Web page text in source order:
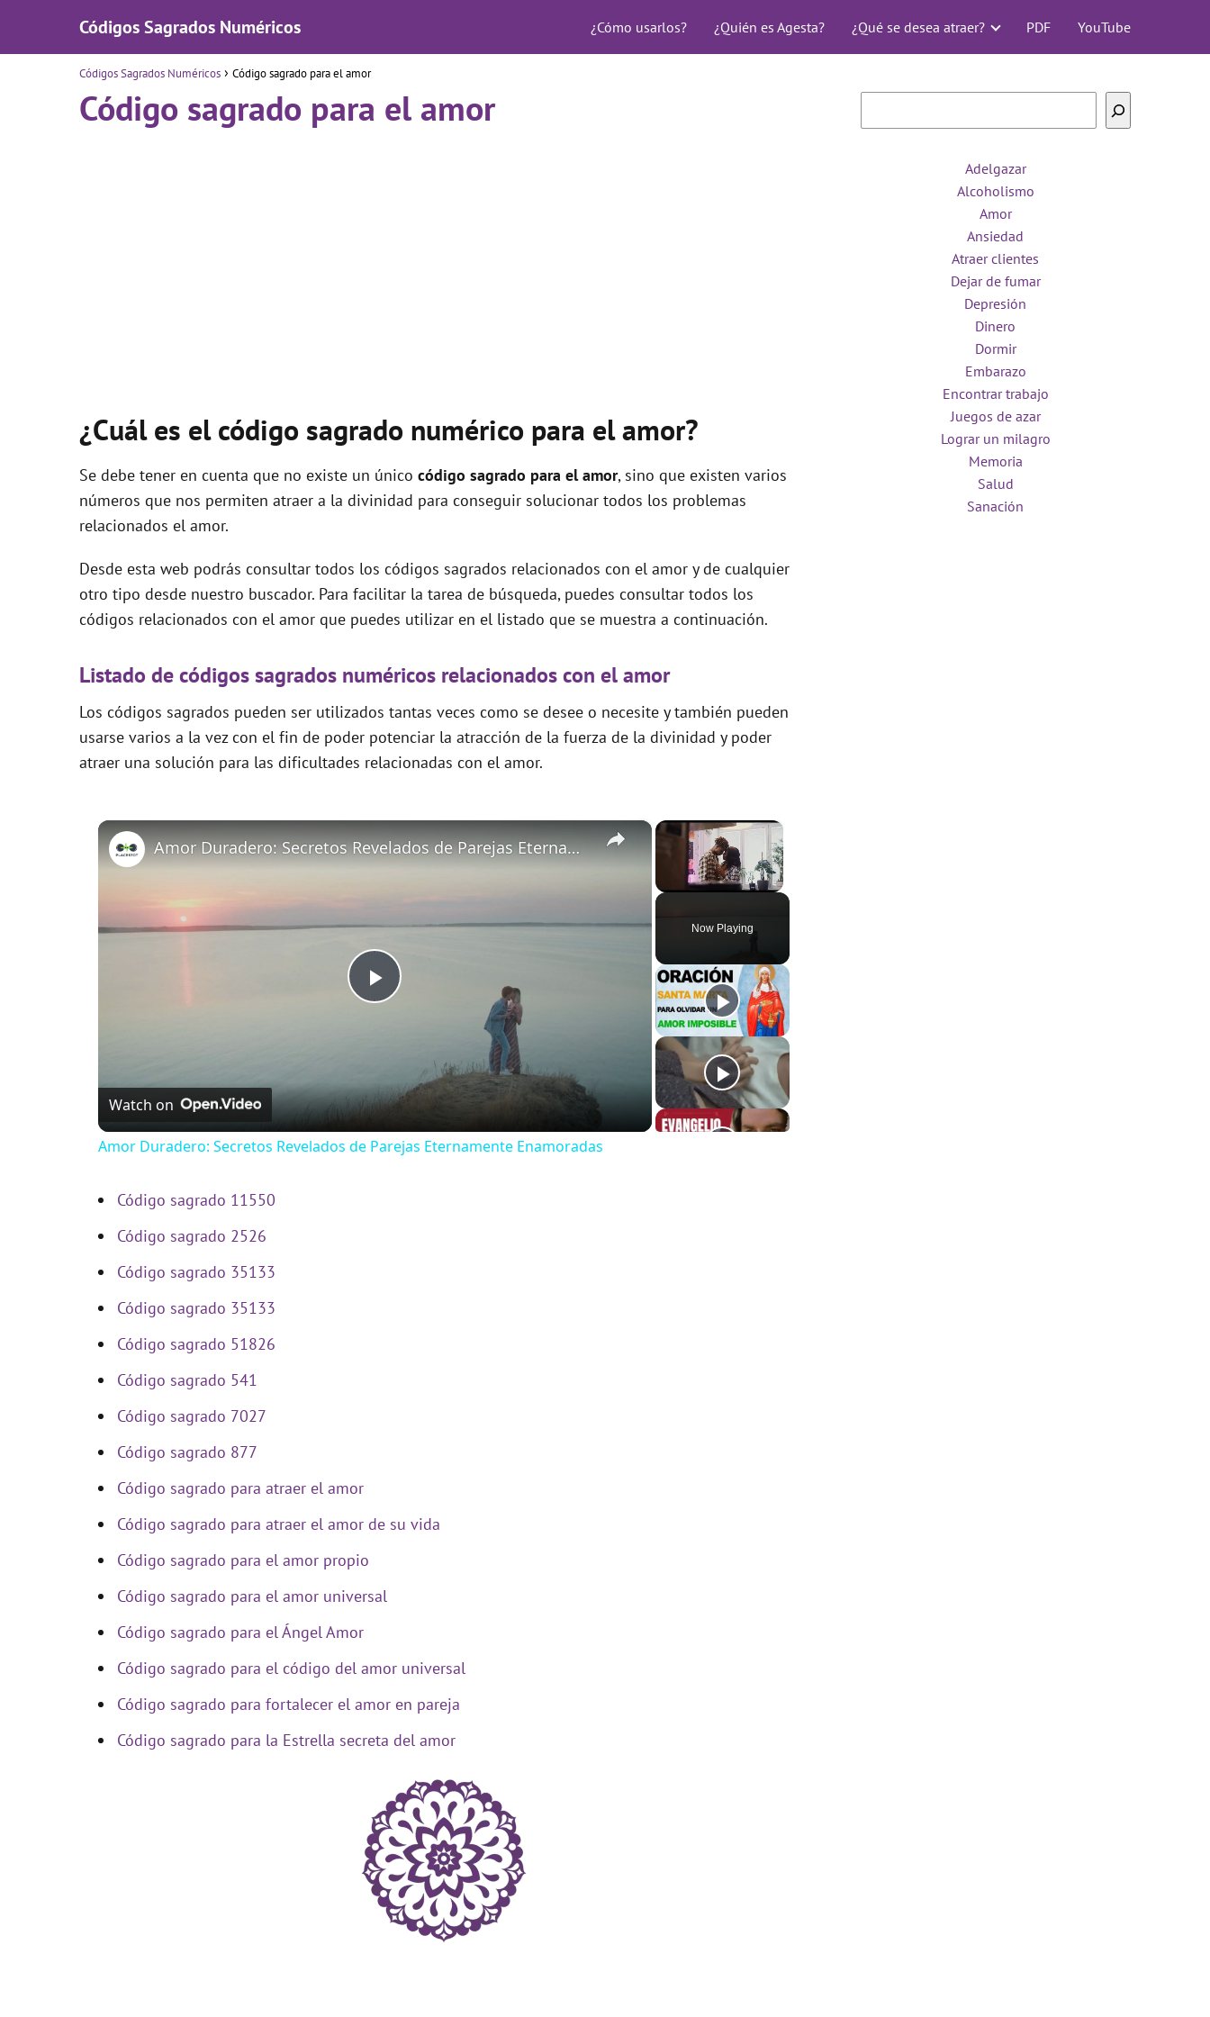
Códigos Sagrados Numéricos ¿Cómo usarlos? ¿Quién es Agesta? ¿Qué se desea atraer? PDF YouTube
Códigos Sagrados Numéricos Código sagrado para el amor
Código sagrado para el amor
¿Cuál es el código sagrado numérico para el amor?
Se debe tener en cuenta que no existe un único código sagrado para el amor, sino que existen varios
números que nos permiten atraer a la divinidad para conseguir solucionar todos los problemas
relacionados el amor.
Desde esta web podrás consultar todos los códigos sagrados relacionados con el amor y de cualquier
otro tipo desde nuestro buscador. Para facilitar la tarea de búsqueda, puedes consultar todos los
códigos relacionados con el amor que puedes utilizar en el listado que se muestra a continuación.
Listado de códigos sagrados numéricos relacionados con el amor
Los códigos sagrados pueden ser utilizados tantas veces como se desee o necesite y también pueden
usarse varios a la vez con el fin de poder potenciar la atracción de la fuerza de la divinidad y poder
atraer una solución para las dificultades relacionadas con el amor.
×
Now Playing
×
P
a
Amor Duradero: Secretos Revelados de Parejas Eternamente Enamoradas
Watch on
Amor Duradero: Secretos Revelados de Parejas Eternamente Enamoradas
Código sagrado 11550
Código sagrado 2526
Código sagrado 35133
Código sagrado 35133
Código sagrado 51826
Código sagrado 541
Código sagrado 7027
Código sagrado 877
Código sagrado para atraer el amor
Código sagrado para atraer el amor de su vida
Código sagrado para el amor propio
Código sagrado para el amor universal
Código sagrado para el Ángel Amor
Código sagrado para el código del amor universal
Código sagrado para fortalecer el amor en pareja
Código sagrado para la Estrella secreta del amor
Adelgazar
Alcoholismo
Amor
Ansiedad
Atraer clientes
Dejar de fumar
Depresión
Dinero
Dormir
Embarazo
Encontrar trabajo
Juegos de azar
Lograr un milagro
Memoria
Salud
Sanación